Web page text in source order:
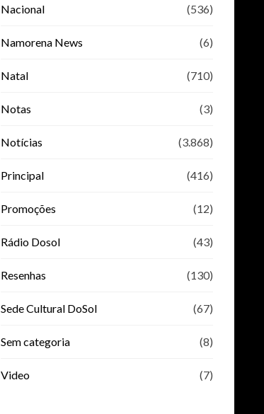
Nacional (536)
Namorena News (6)
Natal (710)
Notas (3)
Notícias (3.868)
Principal (416)
Promoções (12)
Rádio Dosol (43)
Resenhas (130)
Sede Cultural DoSol (67)
Sem categoria (8)
Video (7)